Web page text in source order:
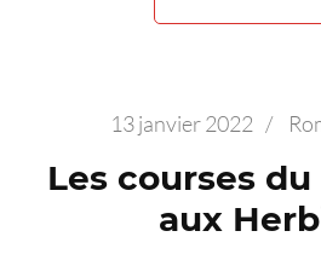
13 janvier 2022 /
Les courses
aux